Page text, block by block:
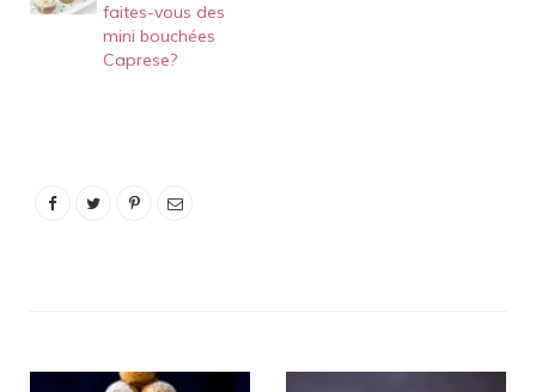
faites-vous des
mini bouchées
Caprese?